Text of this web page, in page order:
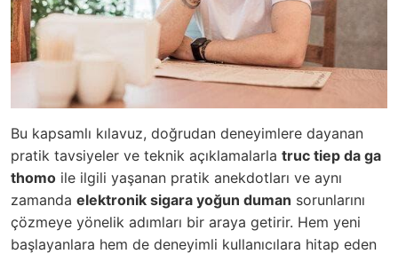
Bu kapsamlı kılavuz, doğrudan deneyimlere dayanan
pratik tavsiyeler ve teknik açıklamalarla truc tiep da ga
thomo ile ilgili yaşanan pratik anekdotları ve aynı
zamanda elektronik sigara yoğun duman sorunlarını
çözmeye yönelik adımları bir araya getirir. Hem yeni
başlayanlara hem de deneyimli kullanıcılara hitap eden